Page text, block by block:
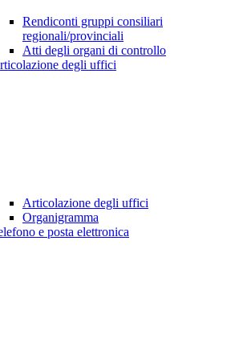
Rendiconti gruppi consiliari
regionali/provinciali
Atti degli organi di controllo
degli uffici
Articolazione degli uffici
Organigramma
e posta elettronica